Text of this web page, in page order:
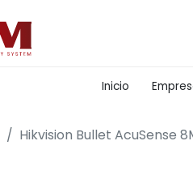
Inicio
Hikvision Bullet AcuSense